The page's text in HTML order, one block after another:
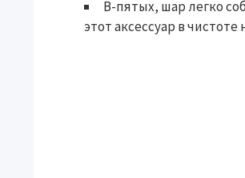
В-пятых, шар легко
этот аксессуар в чистоте